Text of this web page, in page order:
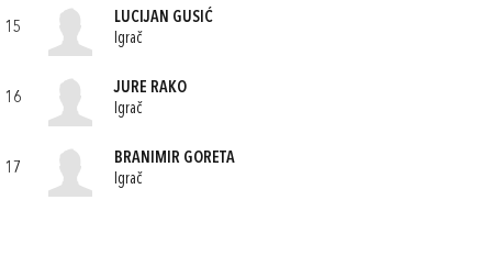
15
LUCIJAN GUSIĆ
Igrač
16
JURE RAKO
Igrač
17
BRANIMIR GORETA
Igrač